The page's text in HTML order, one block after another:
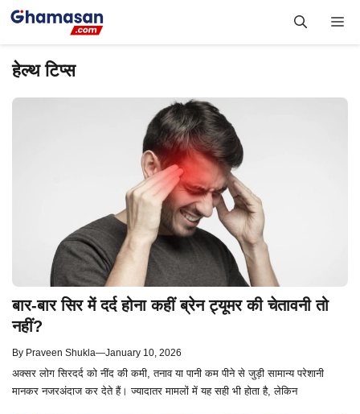
Skip
हेल्थ टिप्स
बार-बार सिर में दर्द होना कहीं ब्रेन ट्यूमर की चेतावनी तो
नहीं?
By Praveen Shukla—January 10, 2026
अक्सर लोग सिरदर्द को नींद की कमी, तनाव या पानी कम पीने से जुड़ी सामान्य परेशानी
मानकर नजरअंदाज कर देते हैं। ज्यादातर मामलों में यह सही भी होता है, लेकिन